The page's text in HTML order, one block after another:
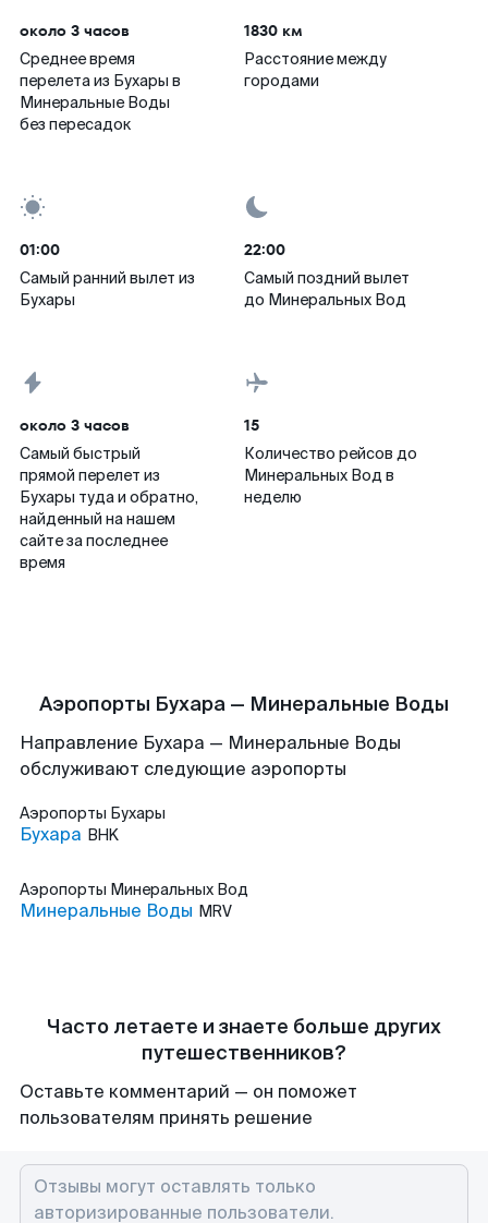
около 3 часов
Среднее время
перелета из Бухары в
Минеральные Воды
без пересадок
1830 км
Расстояние между
городами
01:00
Самый ранний вылет из
Бухары
22:00
Самый поздний вылет
до Минеральных Вод
около 3 часов
Самый быстрый
прямой перелет из
Бухары туда и обратно,
найденный на нашем
сайте за последнее
время
15
Количество рейсов до
Минеральных Вод в
неделю
Аэропорты Бухара — Минеральные Воды
Направление Бухара — Минеральные Воды
обслуживают следующие аэропорты
Аэропорты Бухары
Бухара BHK
Аэропорты Минеральных Вод
Минеральные Воды MRV
Часто летаете и знаете больше других
путешественников?
Оставьте комментарий — он поможет
пользователям принять решение